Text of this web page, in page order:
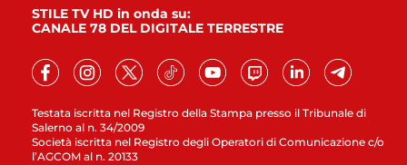
Testata iscritta nel Registro della Stampa presso il Tribunale di
Salerno al n. 34/2009
Società iscritta nel Registro degli Operatori di Comunicazione c/o
l’AGCOM al n. 20133
STILE TV HD in onda su:
CANALE 78 DEL DIGITALE TERRESTRE